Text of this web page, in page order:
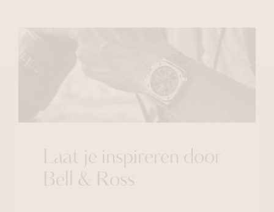
Laat je inspireren door
Bell & Ross